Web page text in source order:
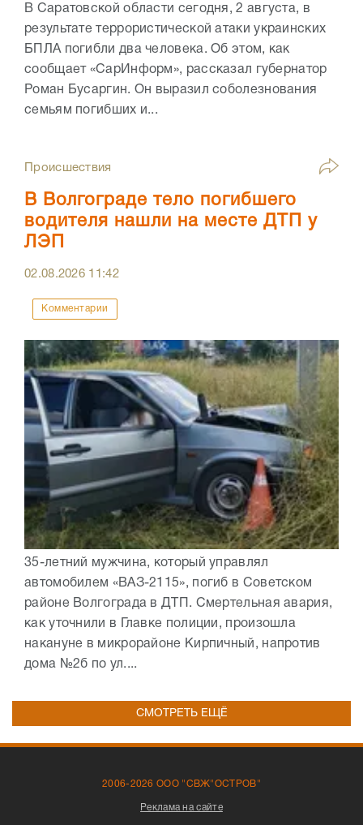
В Саратовской области сегодня, 2 августа, в
результате террористической атаки украинских
БПЛА погибли два человека. Об этом, как
сообщает «СарИнформ», рассказал губернатор
Роман Бусаргин. Он выразил соболезнования
семьям погибших и...
Происшествия
В Волгограде тело погибшего
водителя нашли на месте ДТП у
ЛЭП
02.08.2026 11:42
Комментарии
35-летний мужчина, который управлял
автомобилем «ВАЗ-2115», погиб в Советском
районе Волгограда в ДТП. Смертельная авария,
как уточнили в Главке полиции, произошла
накануне в микрорайоне Кирпичный, напротив
дома №2б по ул....
СМОТРЕТЬ ЕЩЁ
2006-2026 ООО "СВЖ"ОСТРОВ"
Реклама на сайте